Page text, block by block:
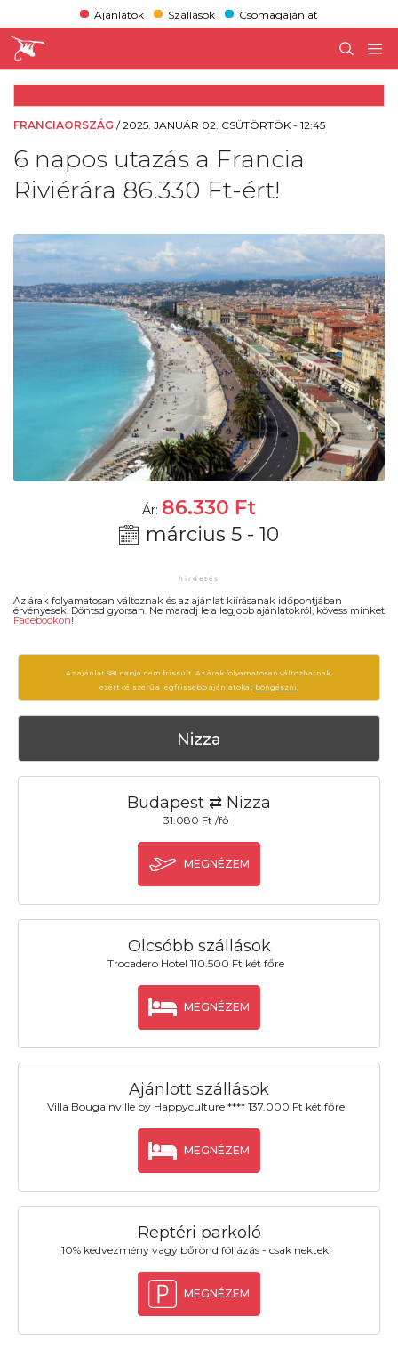
Ajánlatok Szállások Csomagajánlat
FRANCIAORSZÁG /2025. JANUÁR 02. CSÜTÖRTÖK - 12:45
6 napos utazás a Francia
Riviérára 86.330 Ft-ért!
Ár: 86.330 Ft
március 5 - 10
Az árak folyamatosan változnak és az ajánlat kiírásanak időpontjában
érvényesek. Döntsd gyorsan. Ne maradj le a legjobb ajánlatokról, kövess minket
Facebookon!
Az ajánlat 581 napja nem frissült. Az árak folyamatosan változhatnak,
ezért célszerű a legfrissebb ajánlatokat böngészni.
Nizza
Budapest ⇄ Nizza
31.080 Ft /fő
MEGNÉZEM
Olcsóbb szállások
Trocadero Hotel 110.500 Ft két főre
MEGNÉZEM
Ajánlott szállások
Villa Bougainville by Happyculture **** 137.000 Ft két főre
MEGNÉZEM
Reptéri parkoló
10% kedvezmény vagy bőrönd fóliázás - csak nektek!
MEGNÉZEM